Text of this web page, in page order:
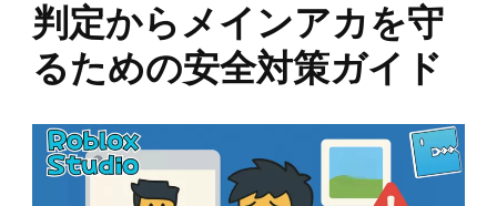
判定からメインアカを守
るための安全対策ガイド